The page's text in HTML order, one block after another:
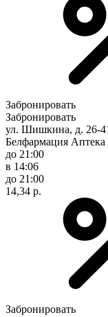
Забронировать
Забронировать
ул. Шишкина, д. 26-
Белфармация
до 21:00
в 14:06
до 21:00
14,34 р.
Забронировать